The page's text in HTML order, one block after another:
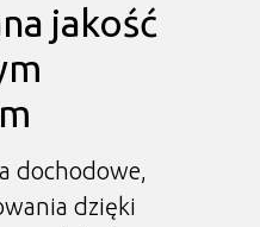
jakość
dochodowe,
dzięki